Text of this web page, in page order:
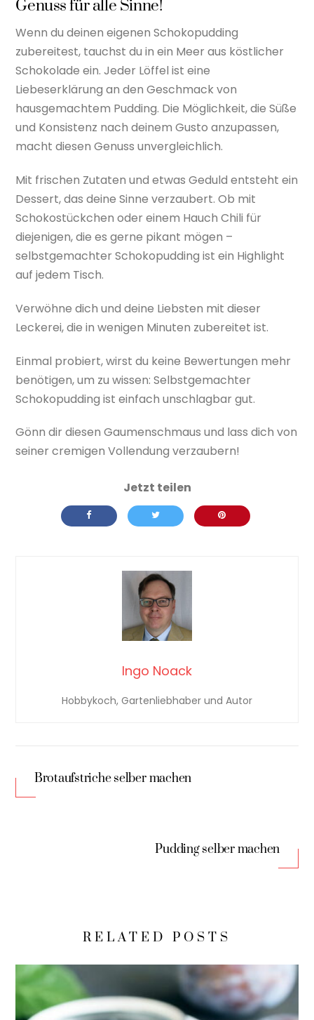
Genuss für alle Sinne!
Wenn du deinen eigenen Schokopudding
zubereitest, tauchst du in ein Meer aus köstlicher
Schokolade ein. Jeder Löffel ist eine
Liebeserklärung an den Geschmack von
hausgemachtem Pudding. Die Möglichkeit, die Süße
und Konsistenz nach deinem Gusto anzupassen,
macht diesen Genuss unvergleichlich.
Mit frischen Zutaten und etwas Geduld entsteht ein
Dessert, das deine Sinne verzaubert. Ob mit
Schokostückchen oder einem Hauch Chili für
diejenigen, die es gerne pikant mögen –
selbstgemachter Schokopudding ist ein Highlight
auf jedem Tisch.
Verwöhne dich und deine Liebsten mit dieser
Leckerei, die in wenigen Minuten zubereitet ist.
Einmal probiert, wirst du keine Bewertungen mehr
benötigen, um zu wissen: Selbstgemachter
Schokopudding ist einfach unschlagbar gut.
Gönn dir diesen Gaumenschmaus und lass dich von
seiner cremigen Vollendung verzaubern!
Ingo Noack
Hobbykoch, Gartenliebhaber und Autor
Brotaufstriche selber machen
Pudding selber machen
RELATED POSTS